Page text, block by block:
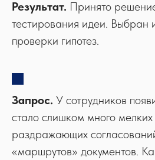
Результат. Принято
тестирования идеи. Выбран
проверки гипотез.
Запрос. У сотрудников
стало слишком много мелких
раздражающих
«маршрутов» документов.